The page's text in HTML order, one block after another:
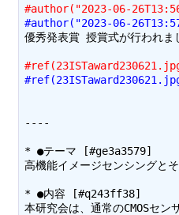
#author("2023-06-
#author("2023-06-
優秀発表賞 授賞式が行われま
----
* ●テーマ [#ge3a3579]
高機能イメージセンシングと
* ●内容 [#q243ff38]
本研究会は、通常のCMOSセ